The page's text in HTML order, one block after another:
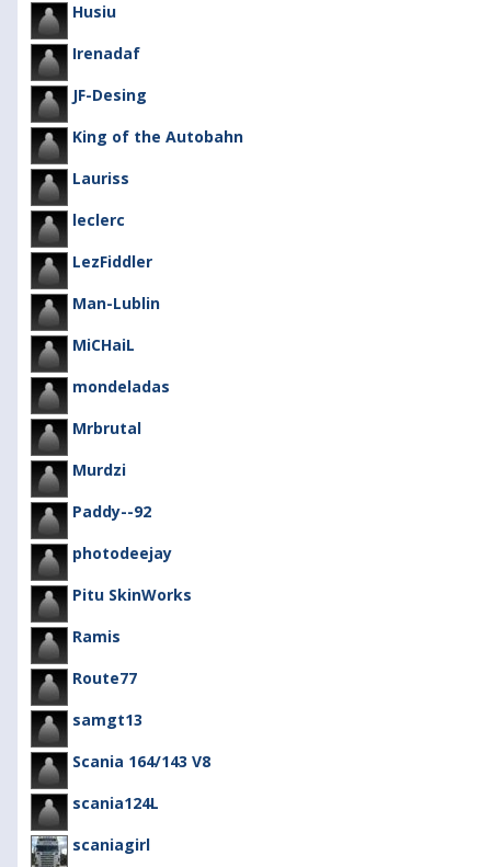
Husiu
Irenadaf
JF-Desing
King of the Autobahn
Lauriss
leclerc
LezFiddler
Man-Lublin
MiCHaiL
mondeladas
Mrbrutal
Murdzi
Paddy--92
photodeejay
Pitu SkinWorks
Ramis
Route77
samgt13
Scania 164/143 V8
scania124L
scaniagirl